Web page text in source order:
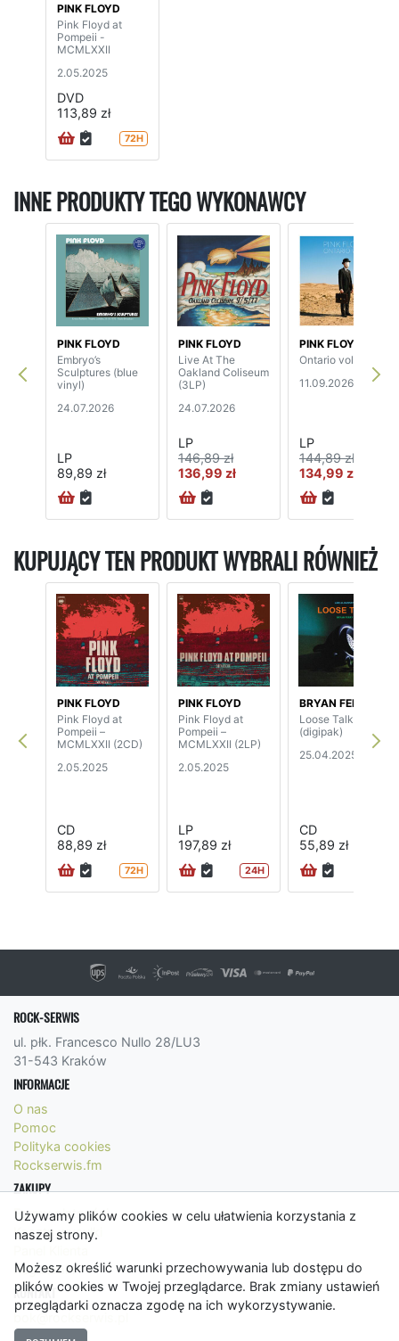
Używamy plików cookies w celu ułatwienia korzystania z
naszej strony.
Możesz określić warunki przechowywania lub dostępu do
plików cookies w Twojej przeglądarce. Brak zmiany ustawień
przeglądarki oznacza zgodę na ich wykorzystywanie.
PINK FLOYD
Pink Floyd at
Pompeii -
MCMLXXII
2.05.2025
DVD
113,89 zł
72H
INNE PRODUKTY TEGO WYKONAWCY
PINK FLOYD
Embryo’s
Sculptures (blue
vinyl)
24.07.2026
LP
89,89 zł
PINK FLOYD
Live At The
Oakland Coliseum
(3LP)
24.07.2026
LP
146,89 zł
136,99 zł
PINK FLOYD
Ontario vol.1 (2LP)
11.09.2026
LP
144,89 zł
134,99 zł
KUPUJĄCY TEN PRODUKT WYBRALI RÓWNIEŻ
PINK FLOYD
Pink Floyd at
Pompeii –
MCMLXXII (2CD)
2.05.2025
CD
88,89 zł
72H
PINK FLOYD
Pink Floyd at
Pompeii –
MCMLXXII (2LP)
2.05.2025
LP
197,89 zł
24H
BRYAN FERRY
Loose Talk
(digipak)
25.04.2025
CD
55,89 zł
ROCK-SERWIS
ul. płk. Francesco Nullo 28/LU3
31-543 Kraków
INFORMACJE
O nas
Pomoc
Polityka cookies
Rockserwis.fm
ZAKUPY
Formy płatności
Koszty wysyłki
Regulamin
KONTAKT
bok@rockserwis.pl